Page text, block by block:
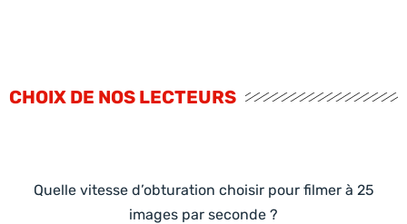
CHOIX DE NOS LECTEURS
Quelle vitesse d’obturation choisir pour filmer à 25
images par seconde ?